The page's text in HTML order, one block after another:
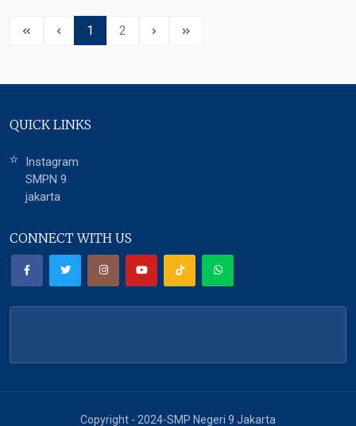
1 2
QUICK LINKS
Instagram
SMPN 9
jakarta
CONNECT WITH US
Copyright - 2024-SMP Negeri 9 Jakarta